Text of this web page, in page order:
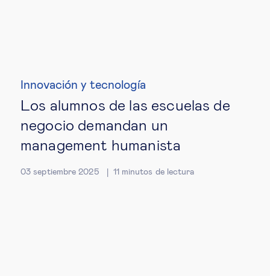
Innovación y tecnología
Los alumnos de las escuelas de
negocio demandan un
management humanista
03 septiembre 2025 11 minutos de lectura